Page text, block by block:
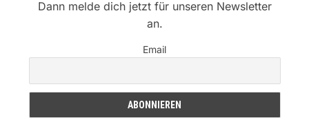
Dann melde dich jetzt für unseren Newsletter
an.
Email